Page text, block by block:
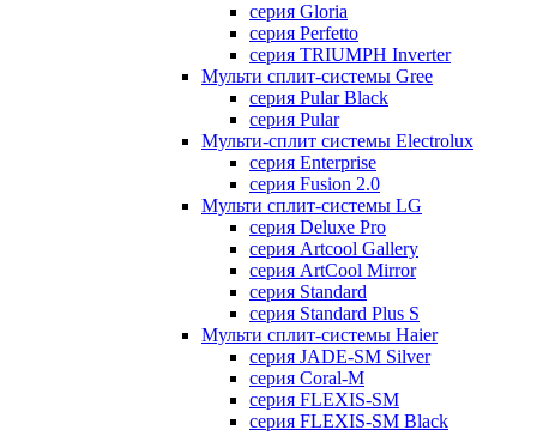
серия Gloria
серия Perfetto
серия TRIUMPH Inverter
Мульти сплит-системы Gree
серия Pular Black
серия Pular
Мульти-сплит системы Electrolux
серия Enterprise
серия Fusion 2.0
Мульти сплит-системы LG
серия Deluxe Pro
серия Artcool Gallery
серия ArtCool Mirror
серия Standard
серия Standard Plus S
Мульти сплит-системы Haier
серия JADE-SM Silver
серия Coral-M
серия FLEXIS-SM
серия FLEXIS-SM Black